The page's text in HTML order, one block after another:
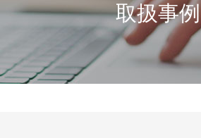
取扱事例